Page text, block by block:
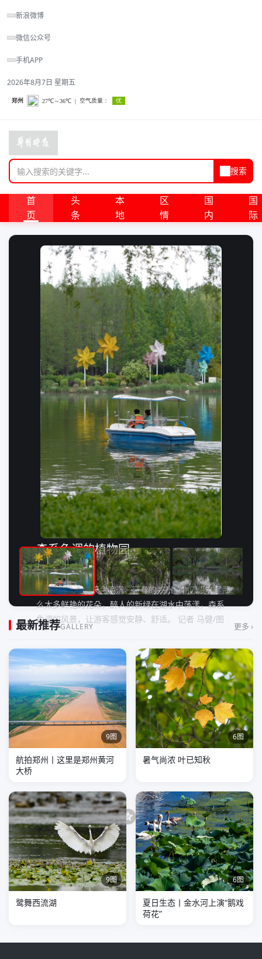
新浪微博
微信公众号
手机APP
2026年8月7日 星期五
搜索
首
页
头
条
本
地
区
情
国
内
国
际
森系色调的植物园
2026-04-14 20:05
4月13日下午，天色阴沉，暮春的郑州植物园没有了那
么太多鲜艳的花朵，醉人的新绿在湖水中荡漾，森系
色调的风景，让游客感觉安静、舒适。 记者 马健/图
分享到：
最新推荐GALLERY 更多 ›
9图
航拍郑州丨这里是郑州黄河
大桥
6图
暑气尚浓 叶已知秋
9图
鹭舞西流湖
6图
夏日生态丨金水河上演“鹅戏
荷花”